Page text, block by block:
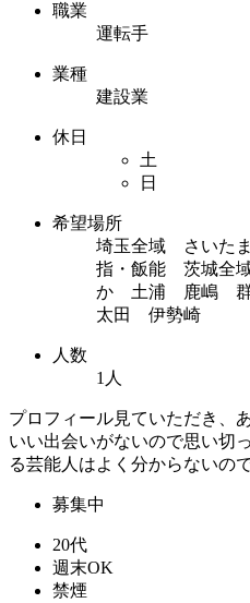
職業
運転手
業種
建設業
休日
土
日
希望場所
埼玉全域 さい
指・飯能 茨城全
か 土浦 鹿嶋
太田 伊勢崎
人数
1人
プロフィール見ていただき、
いい出会いがないので思い切
る芸能人はよく分からないの
募集中
20代
週末OK
禁煙